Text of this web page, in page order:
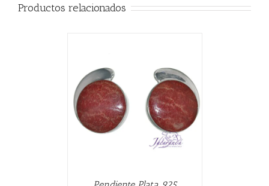
Productos relacionados